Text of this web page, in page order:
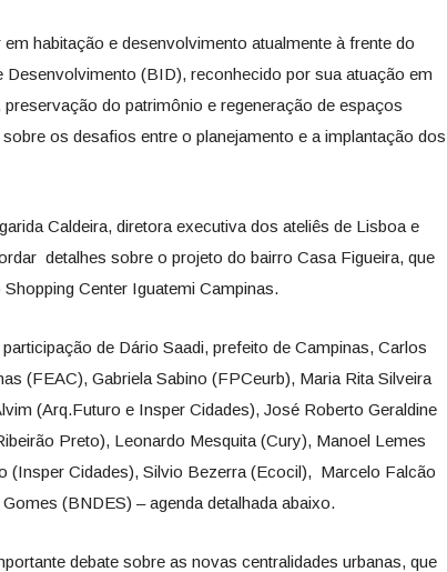
habitação e desenvolvimento atualmente à frente do
(BID), reconhecido por sua atuação em
do patrimônio e regeneração de espaços
os desafios entre o planejamento e a implantação dos
Caldeira, diretora executiva dos ateliês de Lisboa e
detalhes sobre o projeto do bairro Casa Figueira, que
Center Iguatemi Campinas.
de Dário Saadi, prefeito de Campinas, Carlos
(FEAC), Gabriela Sabino (FPCeurb), Maria Rita Silveira
(Arq.Futuro e Insper Cidades), José Roberto Geraldine
Preto), Leonardo Mesquita (Cury), Manoel Lemes
(Insper Cidades), Silvio Bezerra (Ecocil), Marcelo Falcão
(BNDES) – agenda detalhada abaixo.
debate sobre as novas centralidades urbanas, que